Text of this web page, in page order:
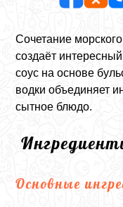
Сочетание
создаёт
соус на основе
водки объединяет
сытное блюдо.
Основные